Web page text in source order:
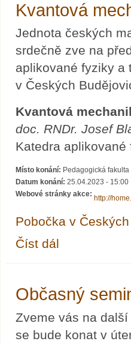
Kvantová
Jednota českých
srdečně zve na
aplikované fyziky a
v Českých
Kvantová
doc. RNDr. Josef
Katedra
Místo konání: Pedagogická
Datum konání: 25.04.2023 - 15:00
Webové stránky akce:
http://
Pobočka v
Číst dál
Občasný
Zveme vás na
se bude konat v